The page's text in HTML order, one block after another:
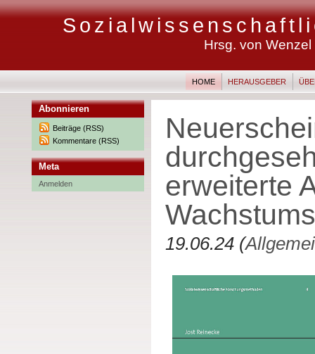
Hrsg. von
HOME HERAUSGEBER
Abonnieren
Beiträge (RSS)
Kommentare (RSS)
Meta
Anmelden
erweiterte
19.06.24 (